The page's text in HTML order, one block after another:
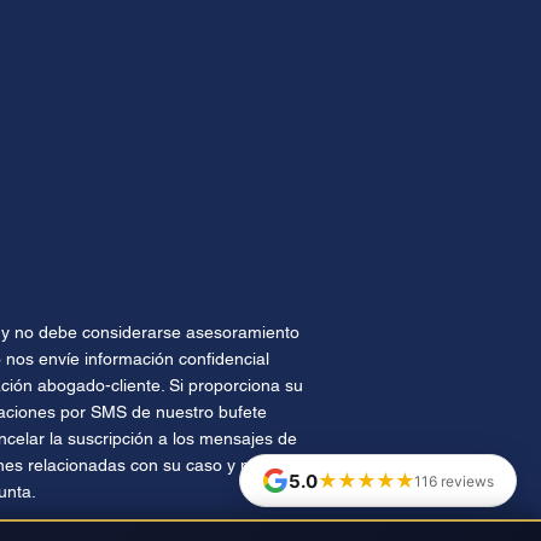
no debe considerarse asesoramiento
envíe información confidencial
abogado-cliente. Si proporciona su
por SMS de nuestro bufete
la suscripción a los mensajes de
relacionadas con su caso y no se
5.0★★★★★116 reviews